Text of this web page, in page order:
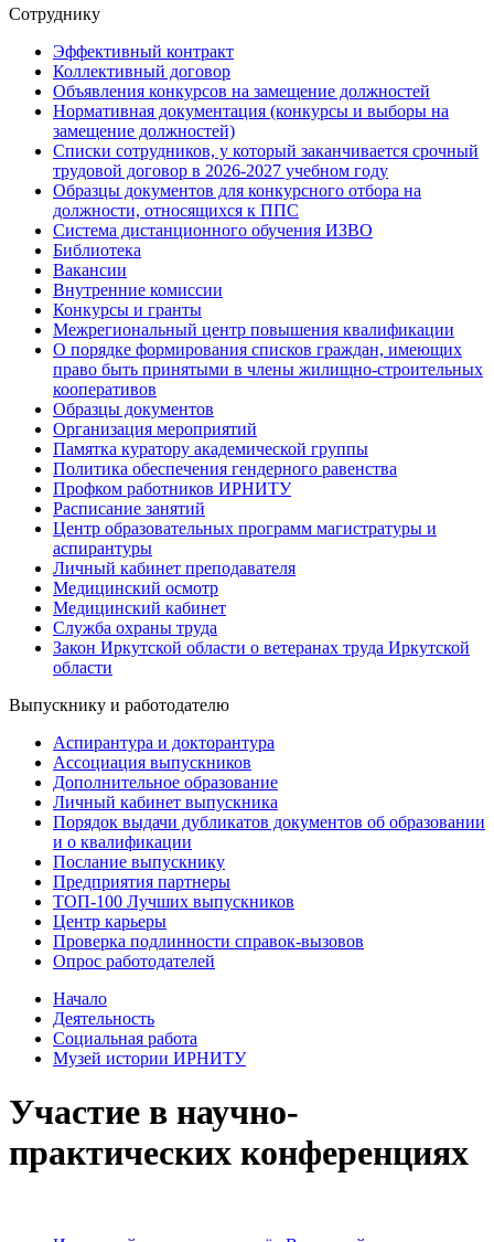
Сотруднику
Эффективный контракт
Коллективный договор
Объявления конкурсов на замещение должностей
Нормативная документация (конкурсы и выборы на
замещение должностей)
Списки сотрудников, у который заканчивается срочный
трудовой договор в 2026-2027 учебном году
Образцы документов для конкурсного отбора на
должности, относящихся к ППС
Система дистанционного обучения ИЗВО
Библиотека
Вакансии
Внутренние комиссии
Конкурсы и гранты
Межрегиональный центр повышения квалификации
О порядке формирования списков граждан, имеющих
право быть принятыми в члены жилищно-строительных
кооперативов
Образцы документов
Организация мероприятий
Памятка куратору академической группы
Политика обеспечения гендерного равенства
Профком работников ИРНИТУ
Расписание занятий
Центр образовательных программ магистратуры и
аспирантуры
Личный кабинет преподавателя
Медицинский осмотр
Медицинский кабинет
Служба охраны труда
Закон Иркутской области о ветеранах труда Иркутской
области
Выпускнику и работодателю
Аспирантура и докторантура
Ассоциация выпускников
Дополнительное образование
Личный кабинет выпускника
Порядок выдачи дубликатов документов об образовании
и о квалификации
Послание выпускнику
Предприятия партнеры
ТОП-100 Лучших выпускников
Центр карьеры
Проверка подлинности справок-вызовов
Опрос работодателей
Начало
Деятельность
Социальная работа
Музей истории ИРНИТУ
Участие в научно-
практических конференциях